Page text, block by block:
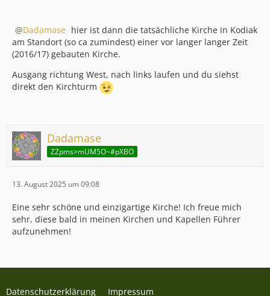
Dadamase hier ist dann die tatsächliche Kirche in Kodiak
am Standort (so ca zumindest) einer vor langer langer Zeit
(2016/17) gebauten Kirche.
Ausgang richtung West, nach links laufen und du siehst
direkt den Kirchturm
Dadamase
ZZpms>mUM5O~#pXBO
13. August 2025 um 09:08
Eine sehr schöne und einzigartige Kirche! Ich freue mich
sehr, diese bald in meinen Kirchen und Kapellen Führer
aufzunehmen!
Datenschutzerklärung Impressum